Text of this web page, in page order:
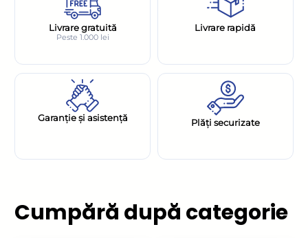
Livrare gratuită
Peste 1.000 lei
Livrare rapidă
Garanție și asistență Plăți securizate
Cumpără după categorie